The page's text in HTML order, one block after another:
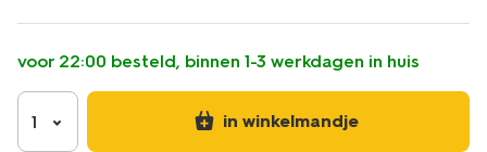
90x200cm-
waterdicht-
5190165.html
voor 22:00 besteld, binnen 1-3 werkdagen in huis
1 in winkelmandje